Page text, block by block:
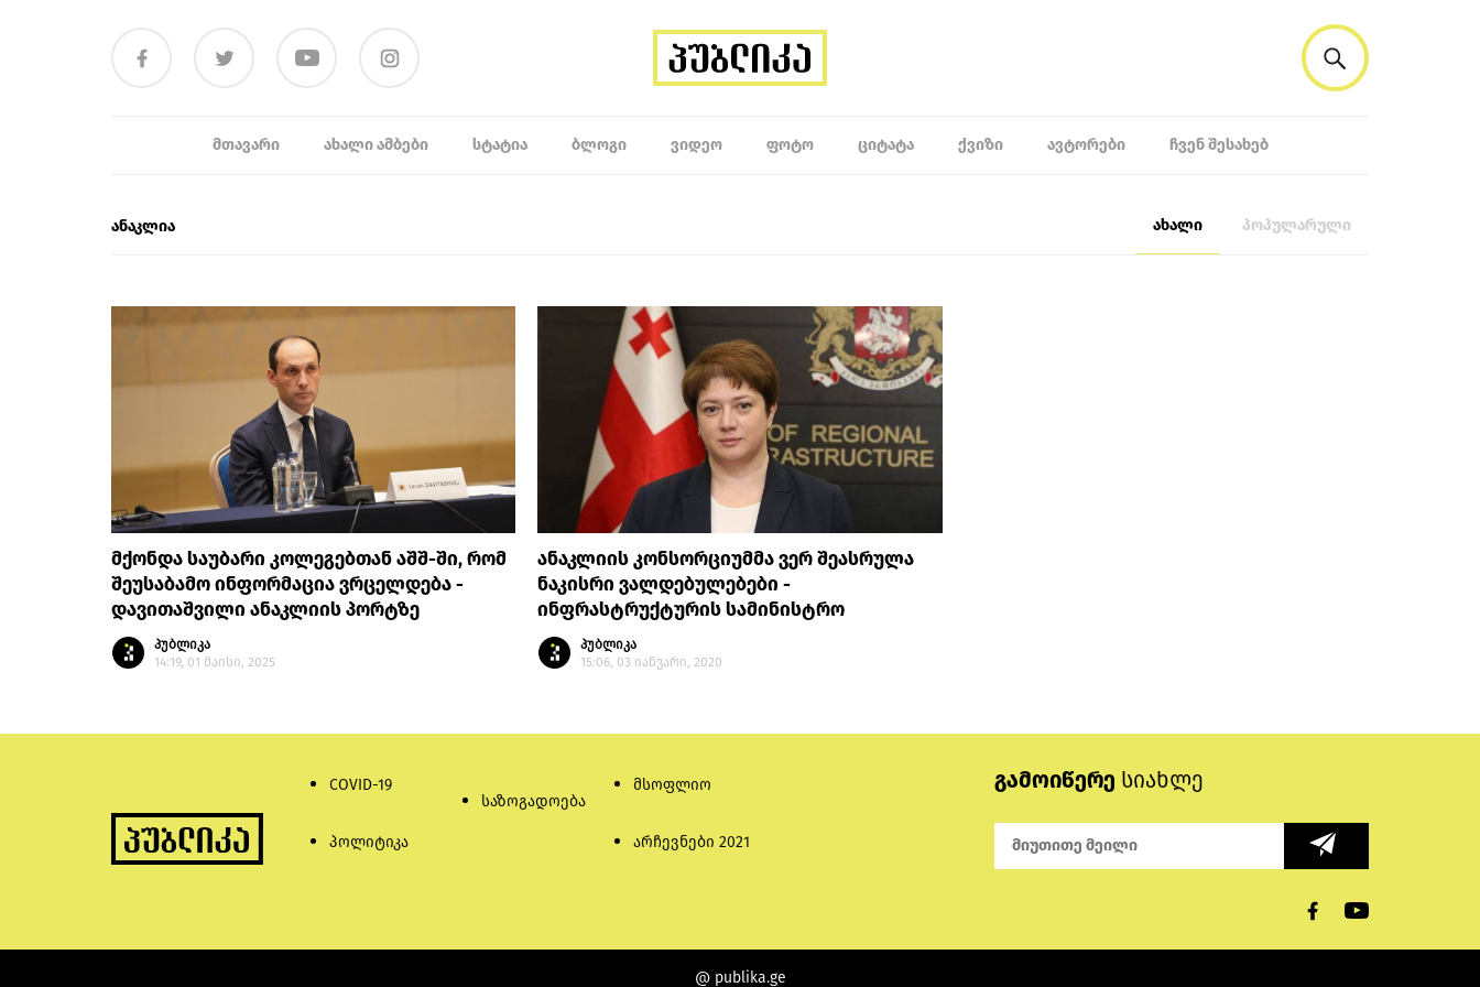
ᲛᲗᲐᲕᲐᲠᲘ ᲐᲮᲐᲚᲘ ᲐᲛᲑᲔᲑᲘ ᲡᲢᲐᲢᲘᲐ ᲑᲚᲝᲒᲘ ᲕᲘᲓᲔᲝ ᲤᲝᲢᲝ ᲪᲘᲢᲐᲢᲐ ᲥᲕᲘᲖᲘ ᲐᲕᲢᲝᲠᲔᲑᲘ ᲩᲕᲔᲜ ᲨᲔᲡᲐᲮᲔᲑ
ანაკლია ახალი პოპულარული
მქონდა საუბარი კოლეგებთან აშშ-ში, რომ
შეუსაბამო ინფორმაცია ვრცელდება -
დავითაშვილი ანაკლიის პორტზე
პუბლიკა
14:19, 01 მაისი, 2025
ანაკლიის კონსორციუმმა ვერ შეასრულა
ნაკისრი ვალდებულებები -
ინფრასტრუქტურის სამინისტრო
პუბლიკა
15:06, 03 იანვარი, 2020
COVID-19
პოლიტიკა
საზოგადოება
მსოფლიო
არჩევნები 2021
გამოიწერე სიახლე
@ publika.ge